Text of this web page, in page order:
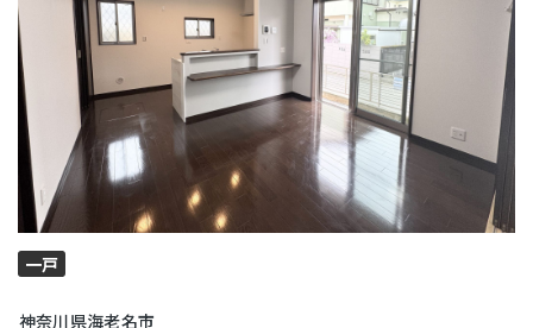
一戸
神奈川県海老名市